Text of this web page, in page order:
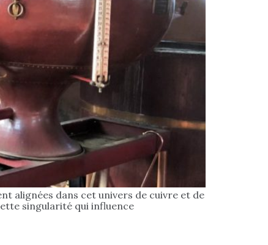
alignées dans cet univers de cuivre et de
singularité qui influence